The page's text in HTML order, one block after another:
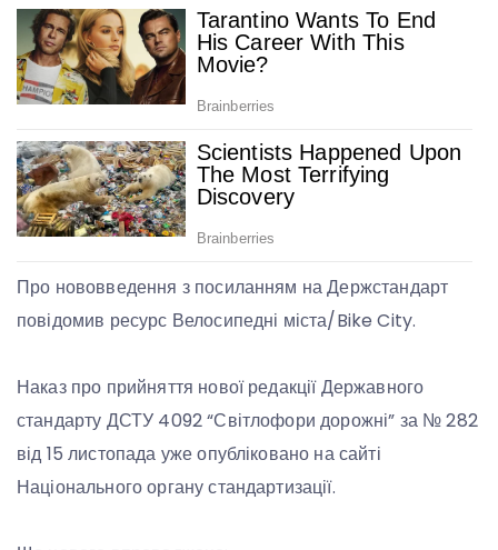
Про нововведення з посиланням на Держстандарт
повідомив ресурс Велосипедні міста/Bike City.
Наказ про прийняття нової редакції Державного
стандарту ДСТУ 4092 “Світлофори дорожні” за № 282
від 15 листопада уже опубліковано на сайті
Національного органу стандартизації.